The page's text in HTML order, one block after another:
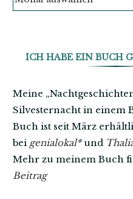
ICH HABE EIN BUCH
Meine
Silvesternacht in einem
Buch ist seit März
bei genialokal*und
Mehr zu meinem Buch
Beitrag